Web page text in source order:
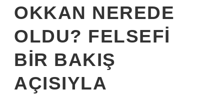
OKKAN NEREDE
OLDU? FELSEFI
BIR BAKIŞ
AÇISIYLA